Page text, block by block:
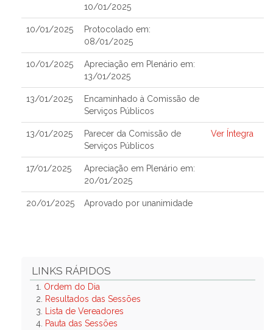
10/01/2025
10/01/2025
Protocolado em:
08/01/2025
10/01/2025
Apreciação em Plenário em:
13/01/2025
13/01/2025
Encaminhado à Comissão de
Serviços Públicos
13/01/2025
Parecer da Comissão de
Serviços Públicos
Ver Íntegra
17/01/2025
Apreciação em Plenário em:
20/01/2025
20/01/2025 Aprovado por unanimidade
LINKS RÁPIDOS
1. Ordem do Dia
2.
Resultados das Sessões
3.
Lista de Vereadores
4. Pauta das Sessões